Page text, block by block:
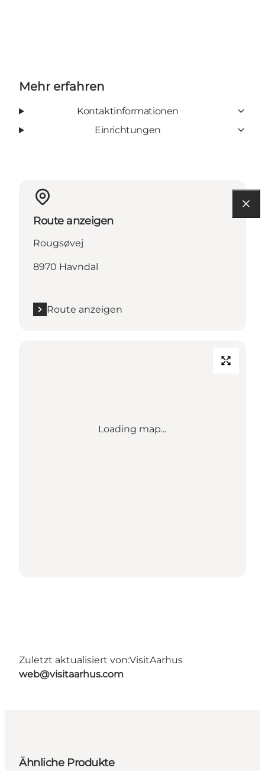
Mehr erfahren
Kontaktinformationen
Einrichtungen
Route anzeigen
Rougsøvej
8970 Havndal
Route anzeigen
Loading map...
Zuletzt aktualisiert von:VisitAarhus
web@visitaarhus.com
Ähnliche Produkte